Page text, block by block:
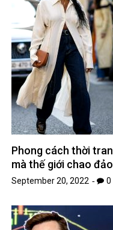
Phong cách thời
mà thế giới chao
September 20, 2022 0